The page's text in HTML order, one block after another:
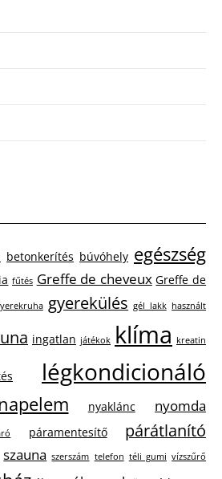
betonkerítés búvóhely egészség
fűtés Greffe de cheveux Greffe de
gyerekülés gél lakk használt
ingatlan játékok klíma kreatin
légkondicionáló
nyaklánc nyomda
páramentesítő párátlanító
szauna szerszám telefon téli gumi vízszűrő